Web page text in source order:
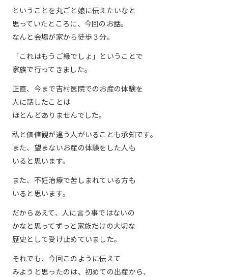
ということを丸ごと娘に伝えたいなと
思っていたところに、今回のお話。
なんと会場が家から徒歩３分。
「これはもうご縁でしょ」ということで
家族で行ってきました。
正直、今まで吉村医院でのお産の体験を
人に話したことは
ほとんどありませんでした。
私と価値観が違う人がいることも承知です。
また、望まないお産の体験をした人も
いると思います。
また、不妊治療で苦しまれている方も
いると思います。
だからあえて、人に言う事ではないの
かなと思ってずっと家族だけの大切な
歴史として受け止めていました。
それでも、今回このように伝えて
みようと思ったのは、初めての出産から、